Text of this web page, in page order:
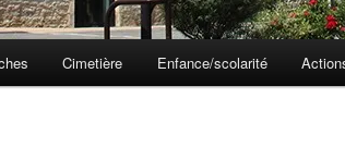
Cimetière Enfance/scolarité